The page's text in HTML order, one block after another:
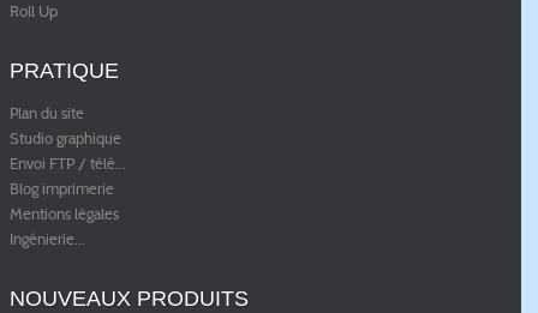
Roll Up
PRATIQUE
Plan du site
Studio graphique
Envoi FTP / télé...
Blog imprimerie
Mentions légales
Ingénierie...
NOUVEAUX PRODUITS